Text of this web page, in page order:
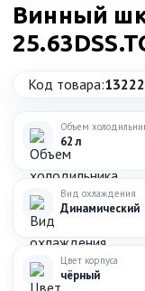
Винный
Код товара:
Объем
62 л
Вид охлаждения
Динамический
Цвет корпуса
чёрный